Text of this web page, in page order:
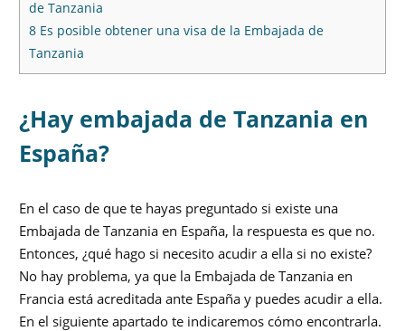
de Tanzania
8 Es posible obtener una visa de la Embajada de
Tanzania
¿Hay embajada de Tanzania en
España?
En el caso de que te hayas preguntado si existe una
Embajada de Tanzania en España, la respuesta es que no.
Entonces, ¿qué hago si necesito acudir a ella si no existe?
No hay problema, ya que la Embajada de Tanzania en
Francia está acreditada ante España y puedes acudir a ella.
En el siguiente apartado te indicaremos cómo encontrarla.